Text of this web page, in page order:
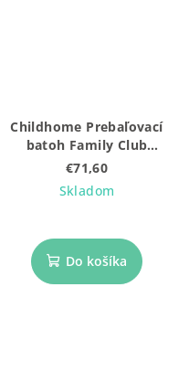
Childhome Prebaľovací
batoh Family Club
Signature Teddy Soft
Brown
€71,60
Skladom
Do košíka